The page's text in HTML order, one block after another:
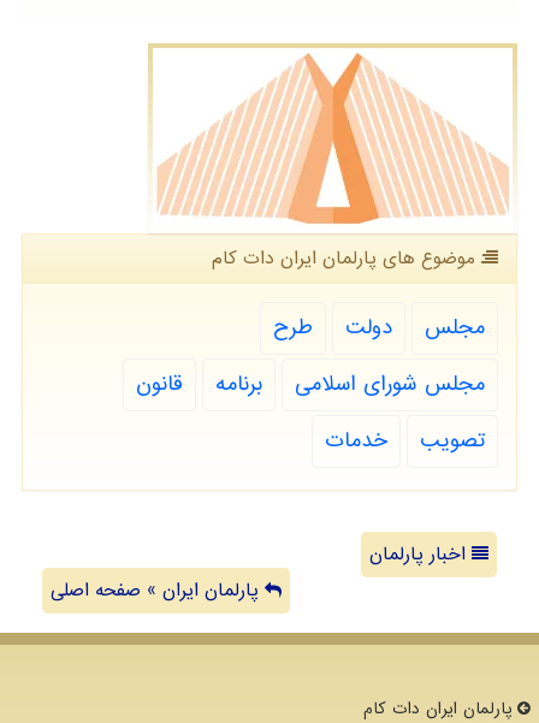
موضوع های پارلمان ایران دات كام
مجلس دولت
طرح
مجلس شورای اسلامی
برنامه
قانون
تصویب
خدمات
اخبار پارلمان
پارلمان ایران » صفحه اصلی
پارلمان ایران دات كام